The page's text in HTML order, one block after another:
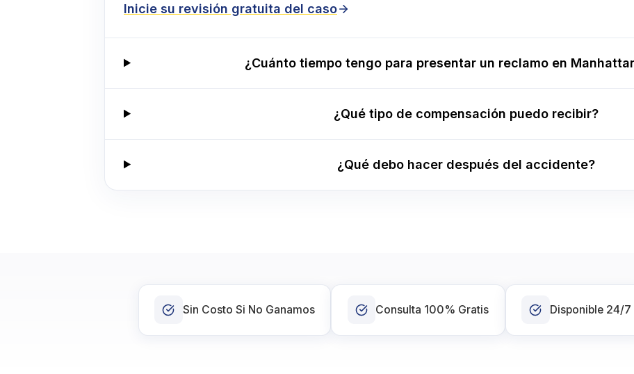
Inicie su revisión gratuita del caso
¿Cuánto tiempo tengo para presentar un reclamo en
¿Qué tipo de compensación puedo recibir?
¿Qué debo hacer después del accidente?
Sin Costo Si No Ganamos Consulta 100% Gratis Disponible 24/7